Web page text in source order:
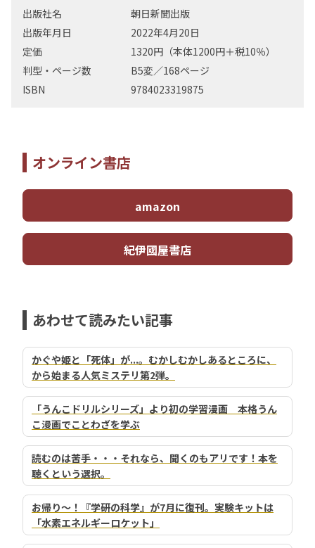
出版社名
朝日新聞出版
出版年月日
2022年4月20日
定価
1320円（本体1200円＋税10％）
判型・ページ数
B5変／168ページ
ISBN
9784023319875
オンライン書店
amazon
紀伊國屋書店
あわせて読みたい記事
かぐや姫と「死体」が...。むかしむかしあるところに、
から始まる人気ミステリ第2弾。
「うんこドリルシリーズ」より初の学習漫画 本格うん
こ漫画でことわざを学ぶ
読むのは苦手・・・それなら、聞くのもアリです！本を
聴くという選択。
お帰り～！『学研の科学』が7月に復刊。実験キットは
「水素エネルギーロケット」